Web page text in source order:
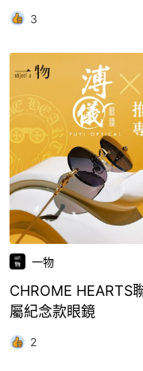
3
一物
CHROME HEARTS
屬紀念款眼鏡
2